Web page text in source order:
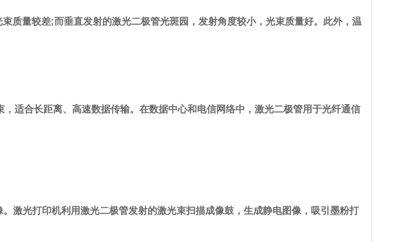
质量较差;而垂直发射的激光二极管光斑园，发射角度较小，光束质量好。此外，温
适合长距离、高速数据传输。在数据中心和电信网络中，激光二极管用于光纤通信
激光打印机利用激光二极管发射的激光束扫描成像鼓，生成静电图像，吸引墨粉打